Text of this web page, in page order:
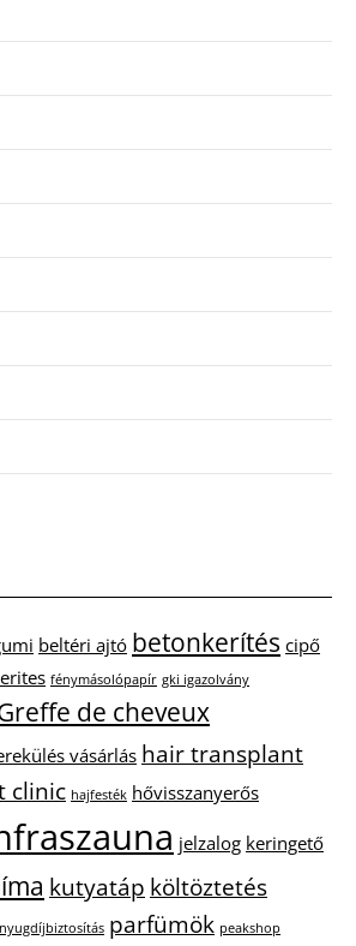
beltéri ajtó betonkerítés cipő
fénymásolópapír gki igazolvány
de cheveux
vásárlás hair transplant
clinic hajfesték hővisszanyerős
jelzalog keringető
kutyatáp költöztetés
nyugdíjbiztosítás parfümök peakshop